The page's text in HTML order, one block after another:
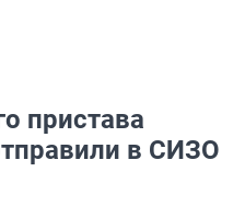
пристава
в СИЗО